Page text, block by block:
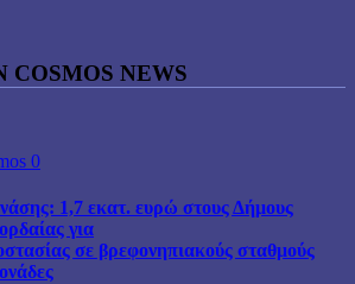
NEWS
0
1,7 εκατ. ευρώ στους Δήμους
για
σε βρεφονηπιακούς σταθμούς